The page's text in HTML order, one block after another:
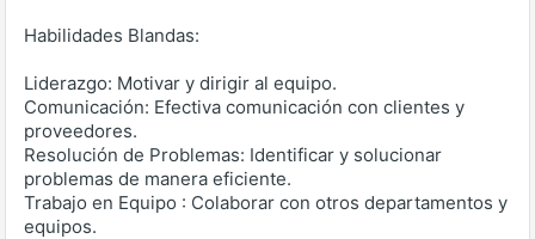
Habilidades Blandas:
Liderazgo: Motivar y dirigir al equipo.
Comunicación: Efectiva comunicación con clientes y
proveedores.
Resolución de Problemas: Identificar y solucionar
problemas de manera eficiente.
Trabajo en Equipo : Colaborar con otros departamentos y
equipos.